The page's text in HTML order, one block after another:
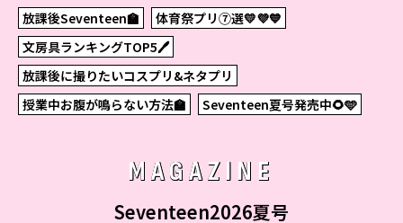
放課後Seventeen🏫
体育祭プリ⑦選💛💜💙
文房具ランキングTOP5🖊
放課後に撮りたいコスプリ&ネタプリ
授業中お腹が鳴らない方法🏫
Seventeen夏号発売中🌻🩵
MAGAZINE
Seventeen2026夏号